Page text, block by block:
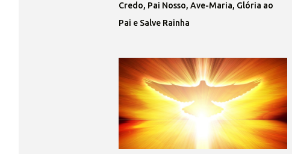
Credo, Pai Nosso, Ave-Maria, Glória ao
Pai e Salve Rainha